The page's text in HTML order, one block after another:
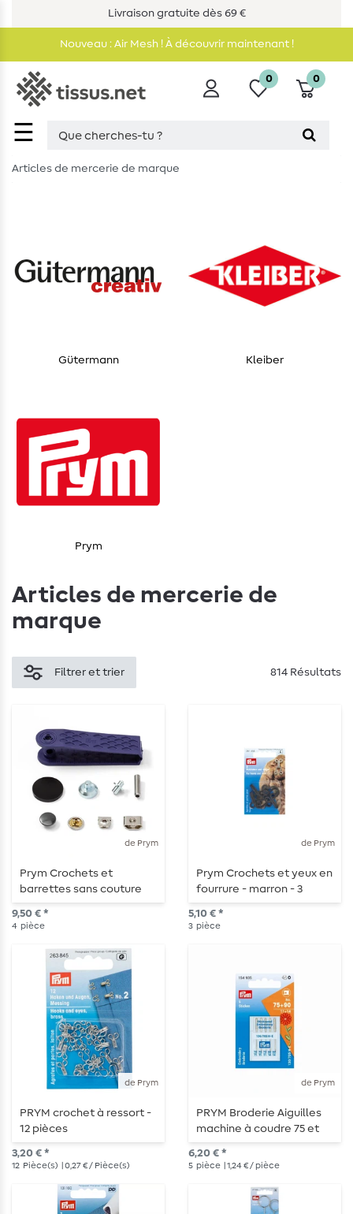
Livraison gratuite dès 69 €
Nouveau : Air Mesh ! À découvrir maintenant !
☰
0 0
Articles de mercerie de marque
Gütermann Kleiber
Prym
Articles de mercerie de
marque
Filtrer et trier 814 Résultats
de Prym
Prym Crochets et
barrettes sans couture
pour pantalons - 13mm -
argenté/bruni - 4 pièces
9,50 € *
4 pièce
de Prym
Prym Crochets et yeux en
fourrure - marron - 3
pièces
5,10 € *
3 pièce
de Prym
PRYM crochet à ressort -
12 pièces
3,20 € *
12 Pièce(s) | 0,27 € / Pièce(s)
de Prym
PRYM Broderie Aiguilles
machine à coudre 75 et
90 - 5 pièces
6,20 € *
5 pièce | 1,24 € / pièce